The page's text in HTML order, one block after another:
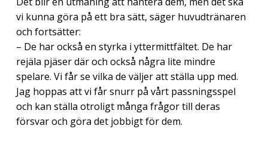
vi kunna göra på ett bra sätt, säger huvudtränaren
och fortsätter:
– De har också en styrka i yttermittfältet. De har
rejäla pjäser där och också några lite mindre
spelare. Vi får se vilka de väljer att ställa upp med.
Jag hoppas att vi får snurr på vårt passningsspel
och kan ställa otroligt många frågor till deras
försvar och göra det jobbigt för dem.